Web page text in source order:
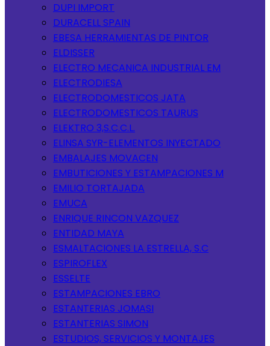
DUPI IMPORT
DURACELL SPAIN
EBESA HERRAMIENTAS DE PINTOR
ELDISSER
ELECTRO MECANICA INDUSTRIAL EM
ELECTRODIESA
ELECTRODOMESTICOS JATA
ELECTRODOMESTICOS TAURUS
ELEKTRO 3,S.C.C.L.
ELINSA SYR-ELEMENTOS INYECTADO
EMBALAJES MOVACEN
EMBUTICIONES Y ESTAMPACIONES M
EMILIO TORTAJADA
EMUCA
ENRIQUE RINCON VAZQUEZ
ENTIDAD MAYA
ESMALTACIONES LA ESTRELLA, S.C
ESPIROFLEX
ESSELTE
ESTAMPACIONES EBRO
ESTANTERIAS JOMASI
ESTANTERIAS SIMON
ESTUDIOS, SERVICIOS Y MONTAJES